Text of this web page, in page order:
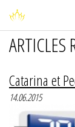
ARTICLES
Catarina et
14.06.2015